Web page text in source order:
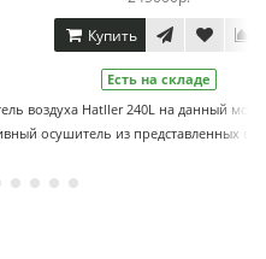
данный момент мощнейший
в ЦЕХ-Торг.Осушител..